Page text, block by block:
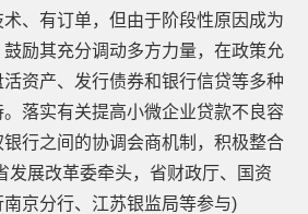
、有订单，但由于阶段性原因成为
励其充分调动多方力量，在政策允
资产、发行债券和银行信贷等多种
落实有关提高小微企业贷款不良容
行之间的协调会商机制，积极整合
发展改革委牵头，省财政厅、国资
京分行、江苏银监局等参与)